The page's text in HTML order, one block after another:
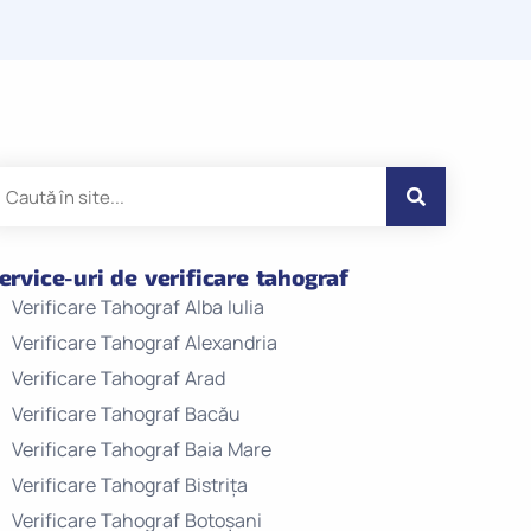
uri de verificare tahograf
Verificare Tahograf Alba Iulia
Verificare Tahograf Alexandria
Verificare Tahograf Arad
Verificare Tahograf Bacău
Verificare Tahograf Baia Mare
Verificare Tahograf Bistrița
Verificare Tahograf Botoșani